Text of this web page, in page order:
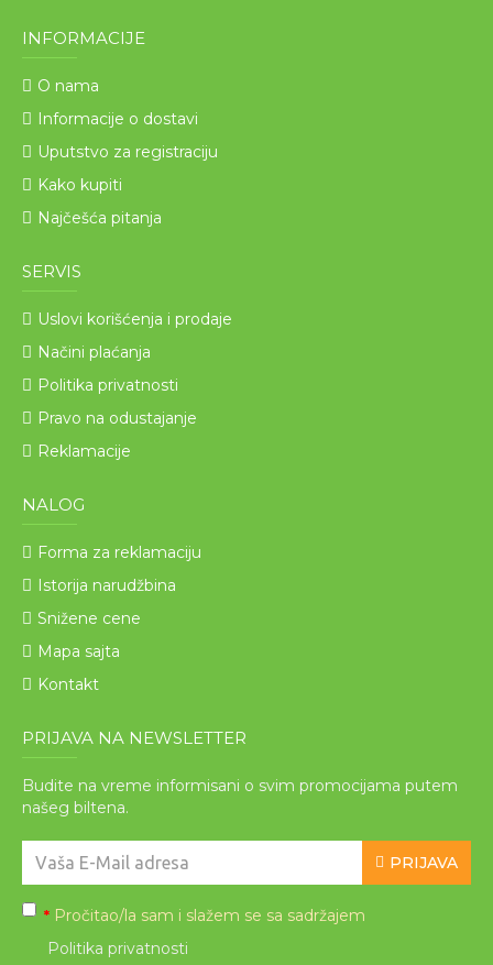
INFORMACIJE
O nama
Informacije o dostavi
Uputstvo za registraciju
Kako kupiti
Najčešća pitanja
SERVIS
Uslovi korišćenja i prodaje
Načini plaćanja
Politika privatnosti
Pravo na odustajanje
Reklamacije
NALOG
Forma za reklamaciju
Istorija narudžbina
Snižene cene
Mapa sajta
Kontakt
PRIJAVA NA NEWSLETTER
Budite na vreme informisani o svim promocijama putem
našeg biltena.
PRIJAVA
* Pročitao/la sam i slažem se sa sadržajem
Politika privatnosti